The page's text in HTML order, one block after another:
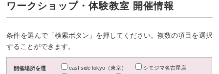
ワークショップ・体験教室 開催情報
条件を選んで「検索ボタン」を押してください。複数の項目を選択
することができます。
開催場所を選
east side tokyo（東京）
シモジマ名古屋店